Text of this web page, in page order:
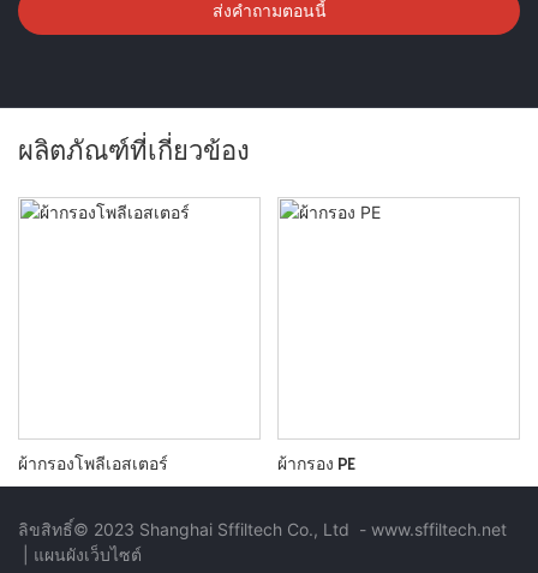
ส่งคำถามตอนนี้
ผลิตภัณฑ์ที่เกี่ยวข้อง
ผ้ากรองโพลีเอสเตอร์ ผ้ากรอง PE
ลิขสิทธิ์© 2023 Shanghai Sffiltech Co., Ltd - www.sffiltech.net
แผนผังเว็บไซต์